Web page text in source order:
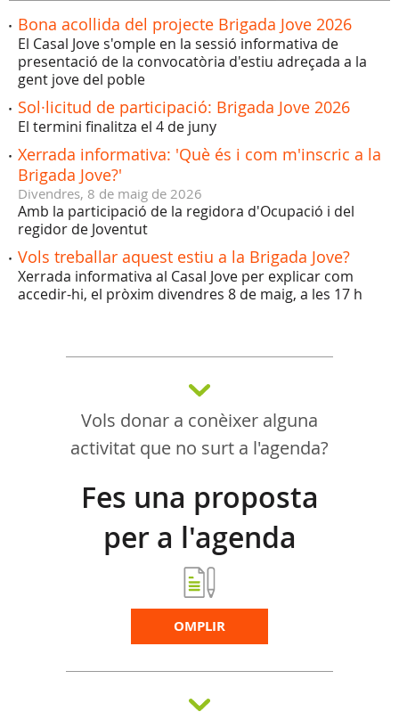
Bona acollida del projecte Brigada Jove 2026
El Casal Jove s'omple en la sessió informativa de
presentació de la convocatòria d'estiu adreçada a la
gent jove del poble
Sol·licitud de participació: Brigada Jove 2026
El termini finalitza el 4 de juny
Xerrada informativa: 'Què és i com m'inscric a la
Brigada Jove?'
Divendres, 8 de maig de 2026
Amb la participació de la regidora d'Ocupació i del
regidor de Joventut
Vols treballar aquest estiu a la Brigada Jove?
Xerrada informativa al Casal Jove per explicar com
accedir-hi, el pròxim divendres 8 de maig, a les 17 h
Vols donar a conèixer alguna
activitat que no surt a l'agenda?
Fes una proposta
per a l'agenda
d'activitats
OMPLIR